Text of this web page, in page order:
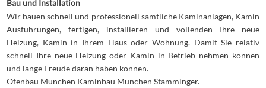
Bau und Installation
Wir bauen schnell und professionell sämtliche Kaminanlagen, Kamin
Ausführungen, fertigen, installieren und vollenden Ihre neue
Heizung, Kamin in Ihrem Haus oder Wohnung. Damit Sie relativ
schnell Ihre neue Heizung oder Kamin in Betrieb nehmen können
und lange Freude daran haben können.
Ofenbau München Kaminbau München Stamminger.